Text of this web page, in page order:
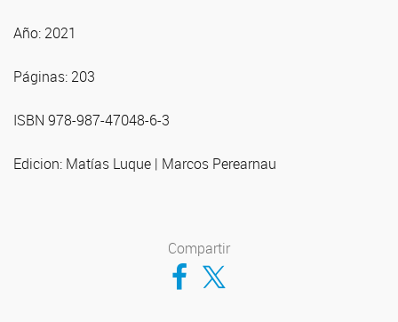
Año: 2021
Páginas: 203
ISBN 978-987-47048-6-3
Edicion: Matías Luque | Marcos Perearnau
Compartir
Compartir en Facebook
Compartir en Twitter